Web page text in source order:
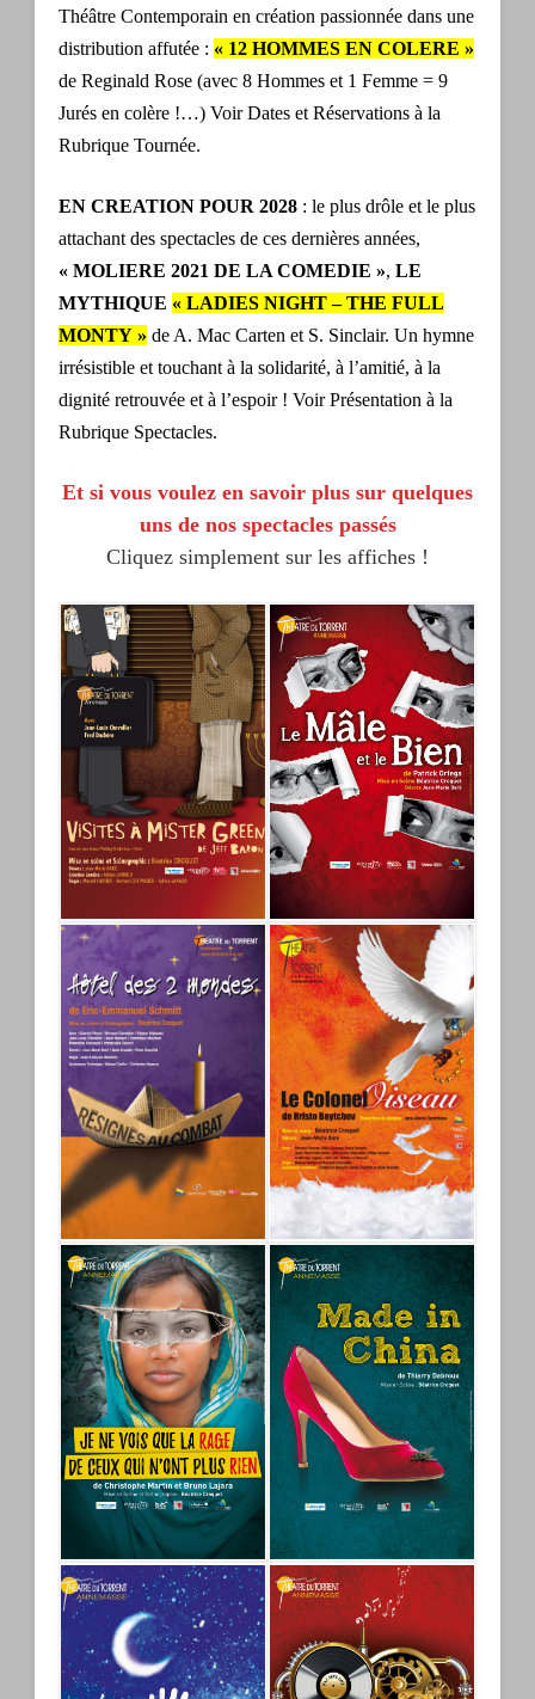
Théâtre Contemporain en création passionnée dans une
distribution affutée : « 12 HOMMES EN COLERE »
de Reginald Rose (avec 8 Hommes et 1 Femme = 9
Jurés en colère !…) Voir Dates et Réservations à la
Rubrique Tournée.
EN CREATION POUR 2028: le plus drôle et le plus
attachant des spectacles de ces dernières années,
« MOLIERE 2021 DE LA COMEDIE », LE
MYTHIQUE « LADIES NIGHT – THE FULL
MONTY » de A. Mac Carten et S. Sinclair. Un hymne
irrésistible et touchant à la solidarité, à l’amitié, à la
dignité retrouvée et à l’espoir ! Voir Présentation à la
Rubrique Spectacles.
Et si vous voulez en savoir plus sur quelques
uns de nos spectacles passés
Cliquez simplement sur les affiches !